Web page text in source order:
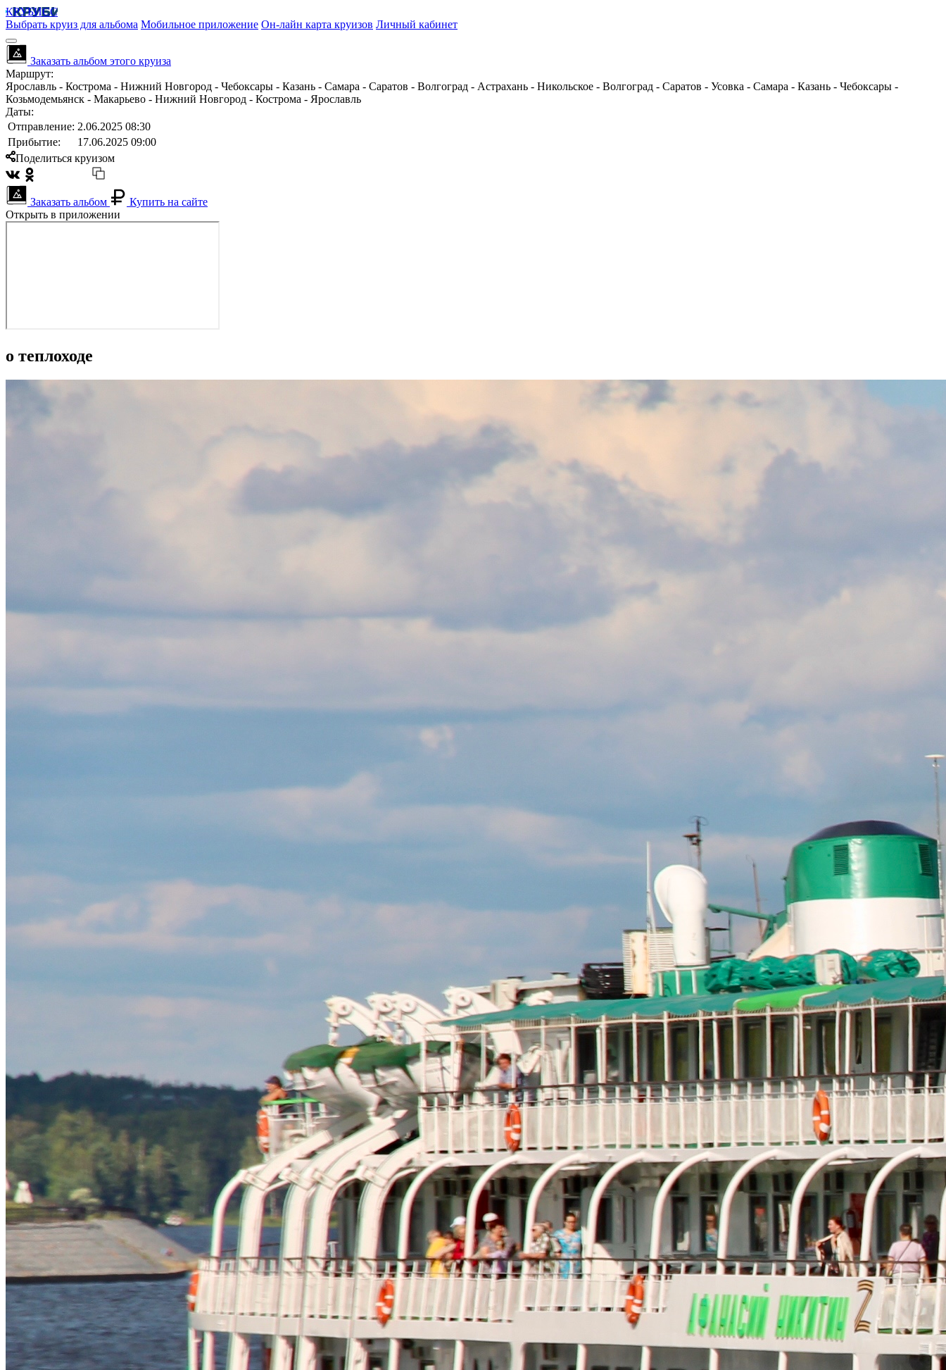
КРУБИСС
Выбрать круиз для альбома Мобильное приложение Он-лайн карта круизов Личный кабинет
Заказать альбом этого круиза
Маршрут:
Ярославль - Кострома - Нижний Новгород - Чебоксары - Казань - Самара - Саратов - Волгоград - Астрахань - Никольское - Волгоград - Саратов - Усовка - Самара - Казань - Чебоксары -
Козьмодемьянск - Макарьево - Нижний Новгород - Кострома - Ярославль
Даты:
Отправление: 2.06.2025 08:30
Прибытие:
17.06.2025 09:00
Поделиться круизом
Заказать альбом
Купить на сайте
Открыть в приложении
о теплоходе